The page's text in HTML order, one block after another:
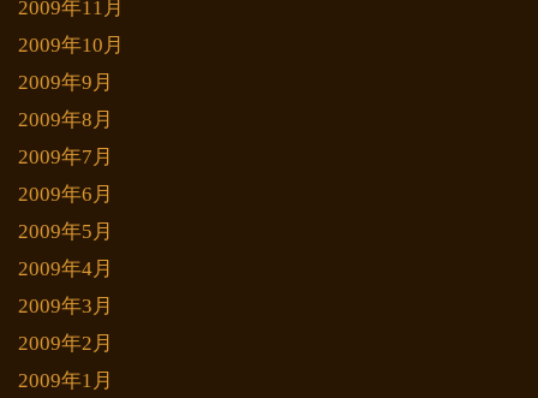
2009年11月
2009年10月
2009年9月
2009年8月
2009年7月
2009年6月
2009年5月
2009年4月
2009年3月
2009年2月
2009年1月